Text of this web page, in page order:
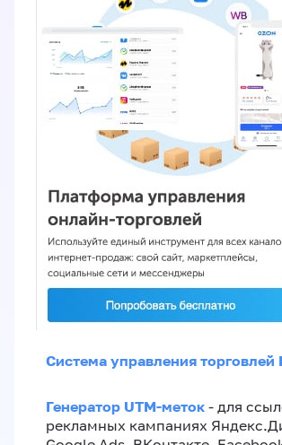
Система управления торговлей
Генератор UTM-меток - для
рекламных кампаниях